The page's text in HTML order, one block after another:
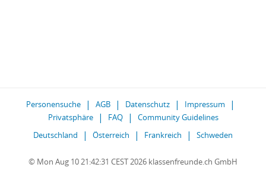
Personensuche AGB Datenschutz
Impressum
Privatsphäre
FAQ
Community Guidelines
Deutschland
Österreich Frankreich Schweden
© Mon Aug 10 21:42:31 CEST 2026 klassenfreunde.ch GmbH